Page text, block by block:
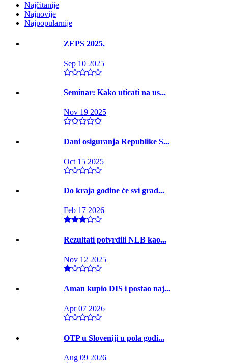
Najčitanije
Najnovije
Najpopularnije
ZEPS 2025.
Sep 10 2025
Seminar: Kako uticati na us...
Nov 19 2025
Dani osiguranja Republike S...
Oct 15 2025
Do kraja godine će svi grad...
Feb 17 2026
Rezultati potvrdili NLB kao...
Nov 12 2025
Aman kupio DIS i postao naj...
Apr 07 2026
OTP u Sloveniji u pola godi...
Aug 09 2026